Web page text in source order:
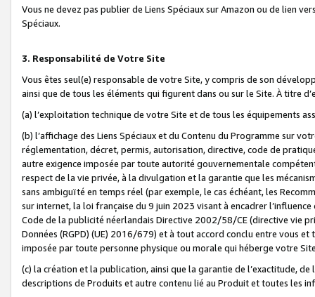
Vous ne devez pas publier de Liens Spéciaux sur Amazon ou de lien
Spéciaux.
3. Responsabilité de Votre Site
Vous êtes seul(e) responsable de votre Site, y compris de son
ainsi que de tous les éléments qui figurent dans ou sur le Site. À titre
(a) l’exploitation technique de votre Site et de tous les équipements
(b) l’affichage des Liens Spéciaux et du Contenu du Programme sur
réglementation, décret, permis, autorisation, directive, code de
autre exigence imposée par toute autorité gouvernementale
respect de la vie privée, à la divulgation et la garantie que les
sans ambiguïté en temps réel (par exemple, le cas échéant, les
sur internet, la loi française du 9 juin 2023 visant à encadrer
Code de la publicité néerlandais Directive 2002/58/CE (directive vie
Données (RGPD) (UE) 2016/679) et à tout accord conclu entre vous
imposée par toute personne physique ou morale qui héberge votre
(c) la création et la publication, ainsi que la garantie de l’exactitude,
descriptions de Produits et autre contenu lié au Produit et toutes les